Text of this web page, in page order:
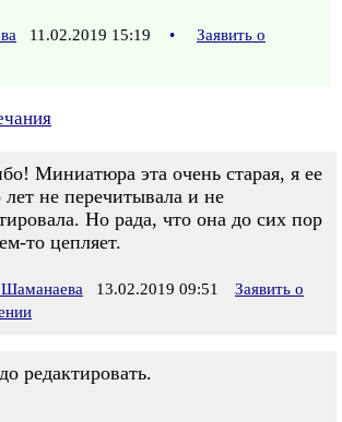
11.02.2019 15:19 •
Заявить о
Миниатюра эта очень старая, я ее
лет не перечитывала и не
Но рада, что она до сих пор
то цепляет.
13.02.2019 09:51
Заявить о
редактировать.